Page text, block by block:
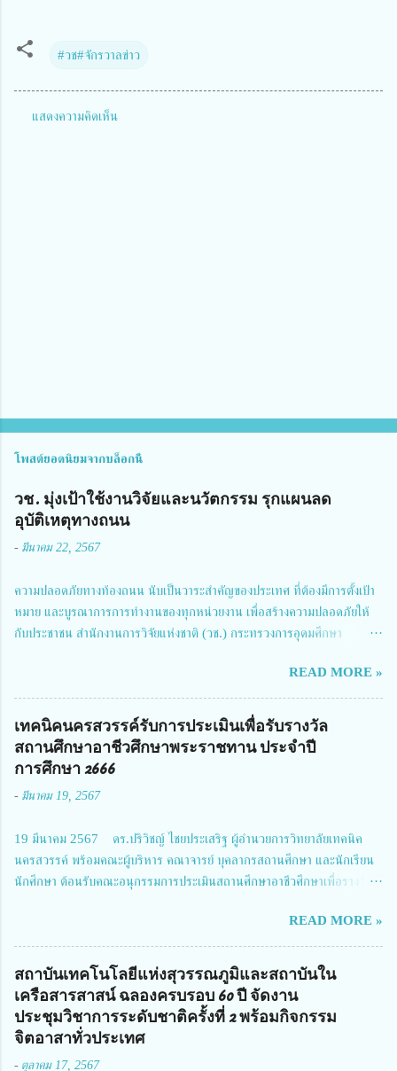
#วช#จักรวาลข่าว
แสดงความคิดเห็น
โพสต์ยอดนิยมจากบล็อกนี้
วช. มุ่งเป้าใช้งานวิจัยและนวัตกรรม รุกแผนลด
อุบัติเหตุทางถนน
- มีนาคม 22, 2567
ความปลอดภัยทางท้องถนน นับเป็นวาระสำคัญของประเทศ ที่ต้องมีการตั้งเป้า
หมาย และบูรณาการการทำงานของทุกหน่วยงาน เพื่อสร้างความปลอดภัยให้
กับประชาชน สำนักงานการวิจัยแห่งชาติ (วช.) กระทรวงการอุดมศึกษา
สมาคมวิศวกรรมชีวการแพทย์ไทย จัดการประชุมเผยแพร่ผลการดำเนินงาน
โครงการการวิจัยเชิงปฏิบัติการโดยบูรณาการทุกภาคส่วน เพื่อลดอุบัติเหตุและ
การเสียชีวิตให้สอดคล้องกับเป้าหมายแผนแม่บทฉบับที่ 5 ในวันที่ 22 มีนาคม
2567 โดยมี ดร.วิภารัตน์ ดีอ่อง ผู้อำนวยการสำนักงานการวิจัยแห่งชาติ เป็น
ประธานในพิธีเปิดพร้อมให้นโยบายการผลักดันงานวิจัยเพื่อความปลอดภัยทาง
การประชุมในครั้งนี้ นางสาวสตตกมล เกียรติพานิช ผู้อำนวยการกองบริหารทุน
Richmond Stylish Convention Hotel จังหวัดนนทบุรี ดร.วิภารัตน์ ดีอ่อง
ผู้อำนวยการสำนักงานการวิจัยแห่งชาติ กล่าวว่า วช. ในฐานะหน่วยงานบริหาร
จัดการทุนวิจัยและนวัตกรรมได้เล็งเห็นถึงความสำคัญของกา...
READ MORE »
เทคนิคนครสวรรค์รับการประเมินเพื่อรับรางวัล
สถานศึกษาอาชีวศึกษาพระราชทาน ประจำปี
การศึกษา 2666
- มีนาคม 19, 2567
19 มีนาคม 2567 ดร.ปริวิชญ์ ไชยประเสริฐ ผู้อำนวยการวิทยาลัยเทคนิค
นครสวรรค์ พร้อมคณะผู้บริหาร คณาจารย์ บุคลากรสถานศึกษา และนักเรียน
นักศึกษา ต้อนรับคณะอนุกรรมการประเมินสถานศึกษาอาชีวศึกษาเพื่อรางวัล
นายจักรภพ เนวะมาตย์ ผู้อำนวยการวิทยาลัยเทคนิคตาก ประธานคณะอนุกร
รมการฯ 1.นายวณิชา คณะใน ผู้ทรงคุณวุฒิ 2.นายภัทธาวุธ โพธา ผู้อำนวย
การวิทยาลัยสารพัดช่างกำแพงเพชร 3.นางสาวหัตถาภรณ์ เสาร์เรือน ผู้อำนวย
การวิทยาลัยการอาชีพบ้านตาก 4.นางเพ็ญศรี ขุนทอง ผู้อำนวยการวิทยาลัย
การอาชีพรัตนประสิทธิ์วิทย์ 5.นายธเนศ คงวังทอง ผู้อำนวยการวิทยาลัย
เกษตรและเทคโนโลยีพิจิตร 6.นายชัยณรงค์ คชมาตย์ ผู้อำนวยการวิทยาลัย
READ MORE »
สถาบันเทคโนโลยีแห่งสุวรรณภูมิและสถาบันใน
เครือสารสาสน์ ฉลองครบรอบ 60 ปี จัดงาน
ประชุมวิชาการระดับชาติครั้งที่ 2 พร้อมกิจกรรม
จิตอาสาทั่วประเทศ
- ตุลาคม 17, 2567